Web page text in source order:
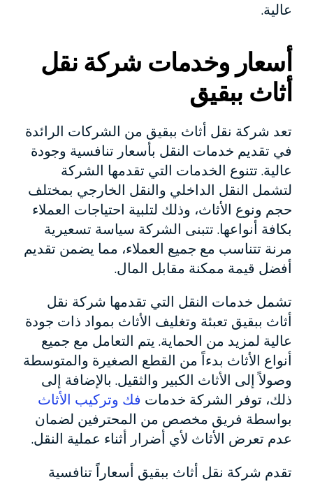
عالية.
أسعار وخدمات شركة نقل
أثاث ببقيق
تعد شركة نقل أثاث ببقيق من الشركات الرائدة
في تقديم خدمات النقل بأسعار تنافسية وجودة
عالية. تتنوع الخدمات التي تقدمها الشركة
لتشمل النقل الداخلي والنقل الخارجي بمختلف
حجم ونوع الأثاث، وذلك لتلبية احتياجات العملاء
بكافة أنواعها. تتبنى الشركة سياسة تسعيرية
مرنة تتناسب مع جميع العملاء، مما يضمن تقديم
أفضل قيمة ممكنة مقابل المال.
تشمل خدمات النقل التي تقدمها شركة نقل
أثاث ببقيق تعبئة وتغليف الأثاث بمواد ذات جودة
عالية لمزيد من الحماية. يتم التعامل مع جميع
أنواع الأثاث بدءاً من القطع الصغيرة والمتوسطة
وصولاً إلى الأثاث الكبير والثقيل. بالإضافة إلى
ذلك، توفر الشركة خدمات فك وتركيب الأثاث
بواسطة فريق مخصص من المحترفين لضمان
عدم تعرض الأثاث لأي أضرار أثناء عملية النقل.
تقدم شركة نقل أثاث ببقيق أسعاراً تنافسية